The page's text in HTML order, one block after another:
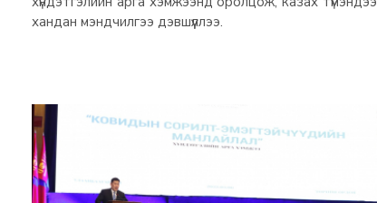
хандан мэндчилгээ дэвшүүллээ.